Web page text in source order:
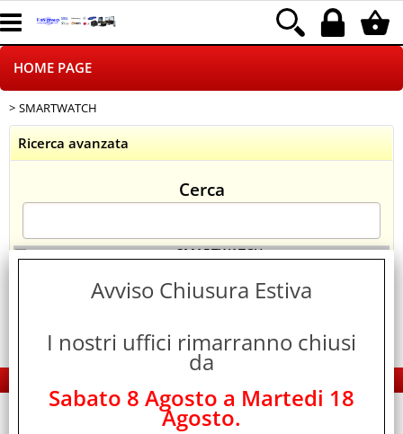
HOME PAGE
CHI SIAMO
LOGISTICA
NEGOZI ON LINE
DROPSHIPPING
SINCRONIZZATI CON NOI
SPEDIZIONI
PAGAMENTI
SMARTWATCH
Ricerca avanzata
Cerca
Categoria: HOME PAGE> SMARTWATCH
Distributore Ingrosso Telefonia Cellulare ed Elettronica
Avviso Chiusura Estiva
I nostri uffici rimarranno chiusi
da
Sabato 8 Agosto a Martedi 18
Agosto.